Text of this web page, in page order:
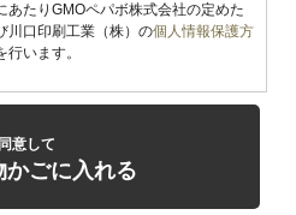
あたりGMOペパボ株式会社の定めた
川口印刷工業（株）の個人情報保護方
います。
人に関する情報であって、当該情報に
報と容易に照合することができ、それ
とができることとなるものをいいま
同意して
かごに入れる